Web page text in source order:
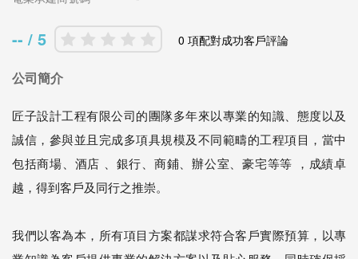
-- / 5 0 項配對成功客戶評論
公司簡介
匠子設計工程有限公司的團隊多年來以專業的知識、態度以及
誠信，參與並且完成多項具規模及不同範疇的工程項目，當中
包括商場、酒店 、銀行、商鋪、辦公室、豪宅等等 ，成績卓
越，得到客戶及同行之推崇。
我們以客為本，所有項目方案都謀求符合客戶實際預算，以專